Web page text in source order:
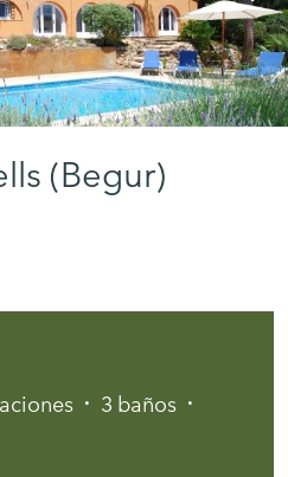
(Begur)
· 3 baños ·